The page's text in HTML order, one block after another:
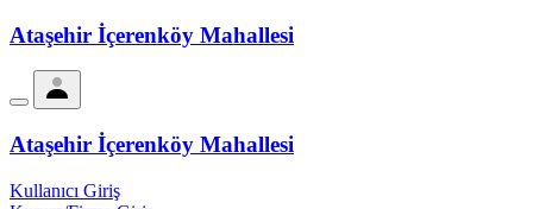
Ataşehir İçerenköy Mahallesi
Ataşehir İçerenköy Mahallesi
Kullanıcı Giriş